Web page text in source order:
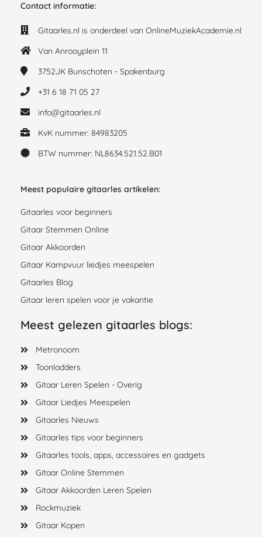
Contact informatie:
Gitaarles.nl is onderdeel van OnlineMuziekAcademie.nl
Van Anrooyplein 11
3752JK Bunschoten - Spakenburg
+31 6 18 71 05 27
info@gitaarles.nl
KvK nummer: 84983205
BTW nummer: NL8634.521.52.B01
Meest populaire gitaarles artikelen:
Gitaarles voor beginners
Gitaar Stemmen Online
Gitaar Akkoorden
Gitaar Kampvuur liedjes meespelen
Gitaarles Blog
Gitaar leren spelen voor je vakantie
Meest gelezen gitaarles blogs:
Metronoom
Toonladders
Gitaar Leren Spelen - Overig
Gitaar Liedjes Meespelen
Gitaarles Nieuws
Gitaarles tips voor beginners
Gitaarles tools, apps, accessoires en gadgets
Gitaar Online Stemmen
Gitaar Akkoorden Leren Spelen
Rockmuziek
Gitaar Kopen